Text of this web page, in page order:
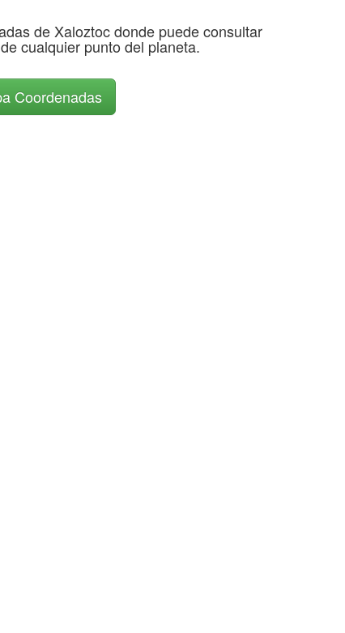
de Xaloztoc donde puede consultar
cualquier punto del planeta.
Coordenadas